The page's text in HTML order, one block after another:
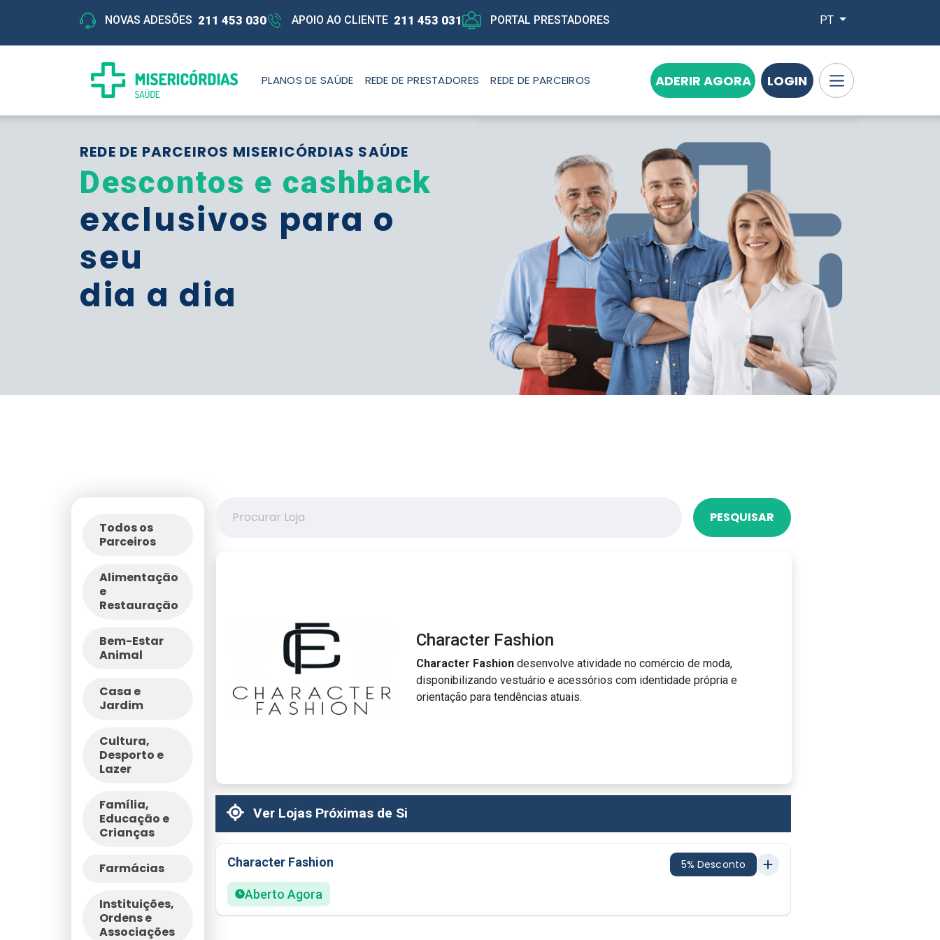
NOVAS ADESÕES 211 453 030 APOIO AO CLIENTE 211 453 031 PORTAL PRESTADORES PT
PLANOS DE SAÚDE REDE DE PRESTADORES REDE DE PARCEIROS ADERIR AGORA LOGIN
REDE DE PARCEIROS MISERICÓRDIAS SAÚDE
Descontos e cashback
exclusivos para o
seu
dia a dia
Todos os
Parceiros
Alimentação
e
Restauração
Bem-Estar
Animal
Casa e
Jardim
Cultura,
Desporto e
Lazer
Família,
Educação e
Crianças
Farmácias
Instituições,
Ordens e
Associações
PESQUISAR
Character Fashion
Character Fashion desenvolve atividade no comércio de moda,
disponibilizando vestuário e acessórios com identidade própria e
orientação para tendências atuais.
Ver Lojas Próximas de Si
Character Fashion 5% Desconto
Aberto Agora